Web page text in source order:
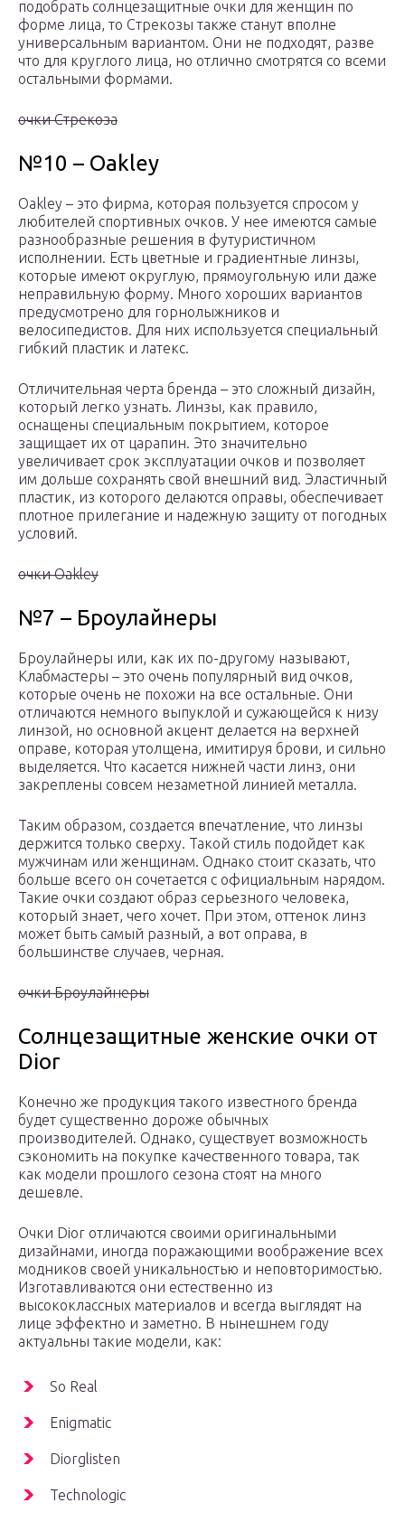
подобрать солнцезащитные очки для женщин по
форме лица, то Стрекозы также станут вполне
универсальным вариантом. Они не подходят, разве
что для круглого лица, но отлично смотрятся со всеми
остальными формами.
очки Стрекоза
№10 – Oakley
Oakley – это фирма, которая пользуется спросом у
любителей спортивных очков. У нее имеются самые
разнообразные решения в футуристичном
исполнении. Есть цветные и градиентные линзы,
которые имеют округлую, прямоугольную или даже
неправильную форму. Много хороших вариантов
предусмотрено для горнолыжников и
велосипедистов. Для них используется специальный
гибкий пластик и латекс.
Отличительная черта бренда – это сложный дизайн,
который легко узнать. Линзы, как правило,
оснащены специальным покрытием, которое
защищает их от царапин. Это значительно
увеличивает срок эксплуатации очков и позволяет
им дольше сохранять свой внешний вид. Эластичный
пластик, из которого делаются оправы, обеспечивает
плотное прилегание и надежную защиту от погодных
условий.
очки Oakley
№7 – Броулайнеры
Броулайнеры или, как их по-другому называют,
Клабмастеры – это очень популярный вид очков,
которые очень не похожи на все остальные. Они
отличаются немного выпуклой и сужающейся к низу
линзой, но основной акцент делается на верхней
оправе, которая утолщена, имитируя брови, и сильно
выделяется. Что касается нижней части линз, они
закреплены совсем незаметной линией металла.
Таким образом, создается впечатление, что линзы
держится только сверху. Такой стиль подойдет как
мужчинам или женщинам. Однако стоит сказать, что
больше всего он сочетается с официальным нарядом.
Такие очки создают образ серьезного человека,
который знает, чего хочет. При этом, оттенок линз
может быть самый разный, а вот оправа, в
большинстве случаев, черная.
очки Броулайнеры
Солнцезащитные женские очки от
Dior
Конечно же продукция такого известного бренда
будет существенно дороже обычных
производителей. Однако, существует возможность
сэкономить на покупке качественного товара, так
как модели прошлого сезона стоят на много
дешевле.
Очки Dior отличаются своими оригинальными
дизайнами, иногда поражающими воображение всех
модников своей уникальностью и неповторимостью.
Изготавливаются они естественно из
высококлассных материалов и всегда выглядят на
лице эффектно и заметно. В нынешнем году
актуальны такие модели, как:
So Real
Enigmatic
Diorglisten
Technologic